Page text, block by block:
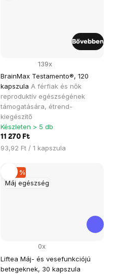
BrainMax Testamento®, 120
kapszula A férfiak és nők
reproduktív egészségének
támogatására, étrend-
kiegészítő
139x
Készleten > 5 db
11 270 Ft
Egységár:
93,92 Ft / 1 kapszula
Bővebben
Máj egészség
–40 %
Liftea Máj- és vesefunkciójú
betegeknek, 30 kapszula
0x